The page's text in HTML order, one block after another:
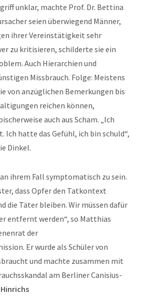
unklar, machte Prof. Dr. Bettina
seien überwiegend Männer,
ihrer Vereinstätigkeit sehr
zu kritisieren, schilderte sie ein
Auch Hierarchien und
Missbrauch. Folge: Meistens
von anzüglichen Bemerkungen bis
reichen können,
auch aus Scham. „Ich
Ich hatte das Gefühl, ich bin schuld“,
Dinkel.
ihrem Fall symptomatisch zu sein.
dass Opfer den Tatkontext
die Täter bleiben. Wir müssen dafür
entfernt werden“, so Matthias
der
Er wurde als Schüler von
und machte zusammen mit
am Berliner Canisius-
Hinrichs